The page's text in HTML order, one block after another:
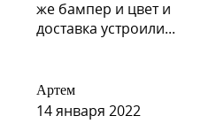
же бампер и цвет и
доставка устроили...
Артем
14 января 2022